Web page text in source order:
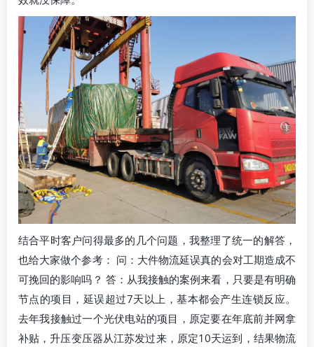
结合平时客户问得最多的几个问题，我整理了统一的解答，
也给大家做个参考： 问：大件物流延误真的会对工期造成不
可挽回的影响吗？ 答：从我接触的案例来看，只要是有明确
节点的项目，延误超过7天以上，基本都会产生连锁反应。
去年我接触过一个光伏电站的项目，原定要在年底前并网拿
补贴，升压变压器从江苏发过来，原定10天运到，结果物流